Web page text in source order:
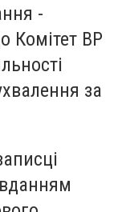
-
Комітет ВР
за